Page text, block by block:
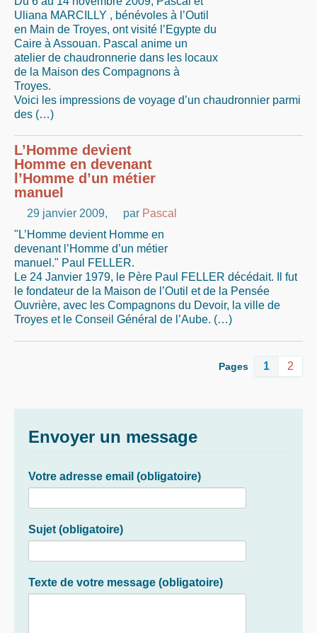
Uliana MARCILLY , bénévoles à l’Outil
en Main de Troyes, ont visité l’Egypte du
Caire à Assouan. Pascal anime un
atelier de chaudronnerie dans les locaux
de la Maison des Compagnons à
Troyes.
Voici les impressions de voyage d’un chaudronnier parmi
des (…)
L’Homme devient
Homme en devenant
l’Homme d’un métier
manuel
29 janvier 2009, par Pascal
"L’Homme devient Homme en
devenant l’Homme d’un métier
manuel." Paul FELLER.
Le 24 Janvier 1979, le Père Paul FELLER décédait. Il fut
le fondateur de la Maison de l’Outil et de la Pensée
Ouvrière, avec les Compagnons du Devoir, la ville de
Troyes et le Conseil Général de l’Aube. (…)
Pages 1 2
Envoyer un message
Votre adresse email (obligatoire)
Sujet (obligatoire)
Texte de votre message (obligatoire)